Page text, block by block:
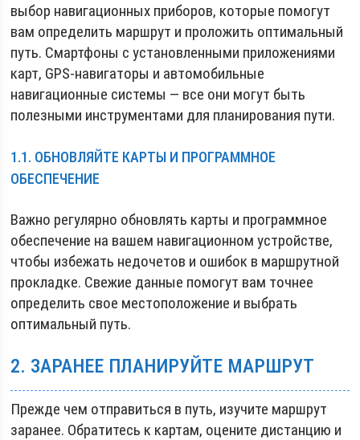
выбор навигационных приборов, которые помогут
вам определить маршрут и проложить оптимальный
путь. Смартфоны с установленными приложениями
карт, GPS-навигаторы и автомобильные
навигационные системы — все они могут быть
полезными инструментами для планирования пути.
1.1. ОБНОВЛЯЙТЕ КАРТЫ И ПРОГРАММНОЕ
ОБЕСПЕЧЕНИЕ
Важно регулярно обновлять карты и программное
обеспечение на вашем навигационном устройстве,
чтобы избежать недочетов и ошибок в маршрутной
прокладке. Свежие данные помогут вам точнее
определить свое местоположение и выбрать
оптимальный путь.
2. ЗАРАНЕЕ ПЛАНИРУЙТЕ МАРШРУТ
Прежде чем отправиться в путь, изучите маршрут
заранее. Обратитесь к картам, оцените дистанцию и